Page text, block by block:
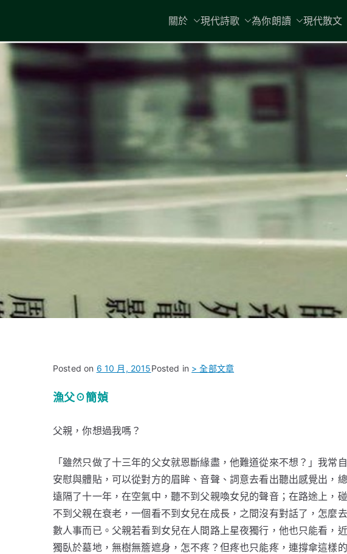
content
關於 現代詩歌 為你朗讀 現代散文
Posted on 6 10 月, 2015Posted in > 全部文章
漁父☉簡媜
父親，你想過我嗎？
「雖然只做了十三年的父女就恩斷緣盡，他難道從來不想？」我常
安慰與體貼，可以從對方的眉眸、音聲、詞意去看出聽出感覺出，
遠隔了十一年，在空氣中，聽不到父親喚女兒的聲音；在路途上，
不到父親在衰老，一個看不到女兒在成長，之間沒有對話了，怎麼
數人事而已。父親若看到女兒在人間路上星夜獨行，他也只能看，
獨臥於墓地，無樹無簷遮身，怎不疼？但疼也只能疼，連撐傘這樣